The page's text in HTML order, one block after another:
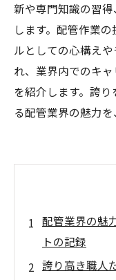
新や専門知識の習
します。配管作業
ルとしての心構え
れ、業界内でのキ
を紹介します。誇
る配管業界の魅力を
配管業界の魅
トの記録
誇り高き職人